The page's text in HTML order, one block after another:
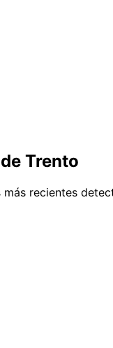
Trento
recientes